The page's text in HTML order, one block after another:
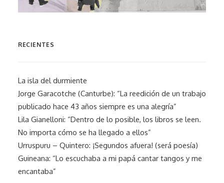
RECIENTES
La isla del durmiente
Jorge Garacotche (Canturbe): “La reedición de un trabajo
publicado hace 43 años siempre es una alegría”
Lila Gianelloni: “Dentro de lo posible, los libros se leen.
No importa cómo se ha llegado a ellos”
Urruspuru – Quintero: ¡Segundos afuera! (será poesía)
Guineana: “Lo escuchaba a mi papá cantar tangos y me
encantaba”